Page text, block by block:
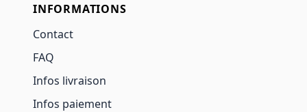
INFORMATIONS
Contact
FAQ
Infos livraison
Infos paiement